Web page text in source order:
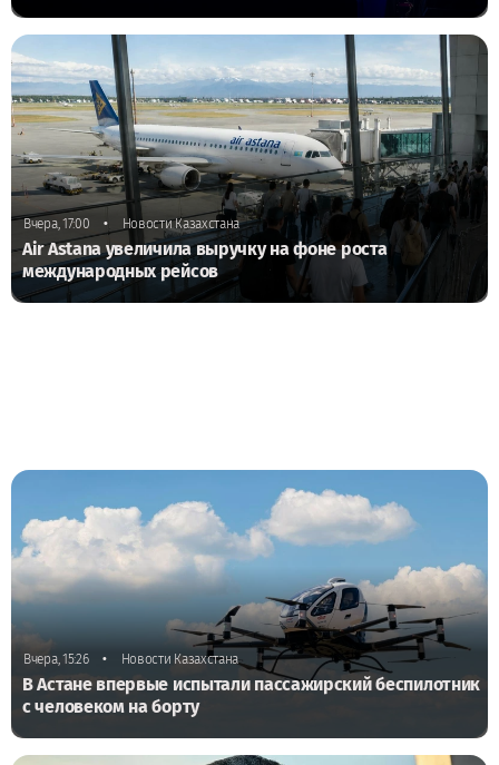
Вчера, 17:00 • Новости Казахстана
Air Astana увеличила выручку на фоне роста
международных рейсов
Вчера, 15:26 • Новости Казахстана
В Астане впервые испытали пассажирский беспилотник
с человеком на борту